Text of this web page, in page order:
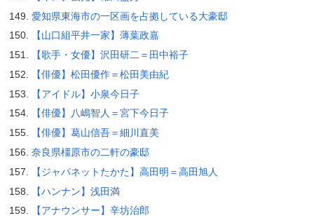
愛知県東海市の一区画を占拠している大豪邸
【山口組平井一家】薄葉政嘉
【歌手・女優】沢田研二＝田中裕子
【俳優】松田優作＝松田美由紀
【アイドル】小泉今日子
【俳優】八嶋智人＝宮下今日子
【俳優】葛山信吾＝細川直美
奈良県橿原市の二軒の豪邸
【ジャパネットたかた】高田明＝高田旭人
【ハンナン】浅田満
【アナウンサー】辛坊治郎